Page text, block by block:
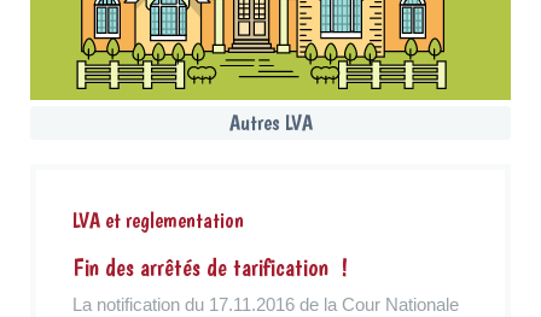
Autres LVA
LVA et reglementation
Fin des arrêtés de tarification !
La notification du 17.11.2016 de la Cour Nationale